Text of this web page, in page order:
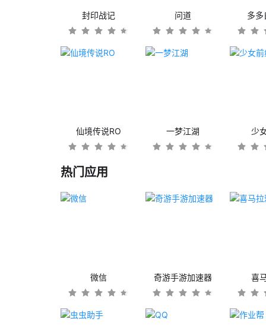
封印战记 问道 多多
仙境传说RO 一梦江湖 少
热门应用
微信 奇游手游加速器 喜